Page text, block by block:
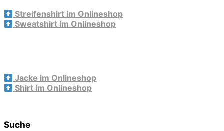
Streifenshirt im Onlineshop
Sweatshirt im Onlineshop
Jacke im Onlineshop
Shirt im Onlineshop
Suche